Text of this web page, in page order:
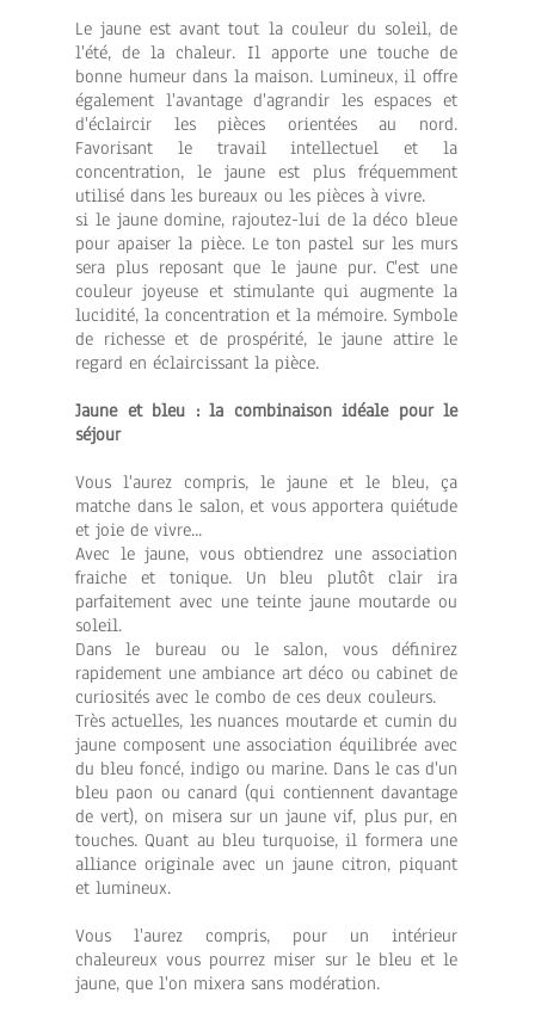
Le jaune est avant tout la couleur du soleil, de
l'été, de la chaleur. Il apporte une touche de
bonne humeur dans la maison. Lumineux, il offre
également l'avantage d'agrandir les espaces et
d'éclaircir les pièces orientées au nord.
Favorisant le travail intellectuel et la
concentration, le jaune est plus fréquemment
utilisé dans les bureaux ou les pièces à vivre.
si le jaune domine, rajoutez-lui de la déco bleue
pour apaiser la pièce. Le ton pastel sur les murs
sera plus reposant que le jaune pur. C'est une
couleur joyeuse et stimulante qui augmente la
lucidité, la concentration et la mémoire. Symbole
de richesse et de prospérité, le jaune attire le
regard en éclaircissant la pièce.
Jaune et bleu : la combinaison idéale pour le
séjour
Vous l'aurez compris, le jaune et le bleu, ça
matche dans le salon, et vous apportera quiétude
et joie de vivre...
Avec le jaune, vous obtiendrez une association
fraiche et tonique. Un bleu plutôt clair ira
parfaitement avec une teinte jaune moutarde ou
soleil.
Dans le bureau ou le salon, vous définirez
rapidement une ambiance art déco ou cabinet de
curiosités avec le combo de ces deux couleurs.
Très actuelles, les nuances moutarde et cumin du
jaune composent une association équilibrée avec
du bleu foncé, indigo ou marine. Dans le cas d'un
bleu paon ou canard (qui contiennent davantage
de vert), on misera sur un jaune vif, plus pur, en
touches. Quant au bleu turquoise, il formera une
alliance originale avec un jaune citron, piquant
et lumineux.
Vous l'aurez compris, pour un intérieur
chaleureux vous pourrez miser sur le bleu et le
jaune, que l'on mixera sans modération.